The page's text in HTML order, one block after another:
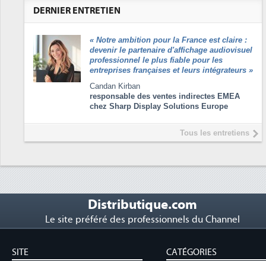
DERNIER ENTRETIEN
« Notre ambition pour la France est claire :
devenir le partenaire d'affichage audiovisuel
professionnel le plus fiable pour les
entreprises françaises et leurs intégrateurs »
Candan Kirban
responsable des ventes indirectes EMEA
chez Sharp Display Solutions Europe
Tous les entretiens
Distributique.com
Le site préféré des professionnels du Channel
SITE CATÉGORIES